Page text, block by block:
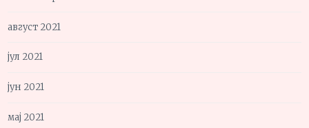
август 2021
јул 2021
јун 2021
мај 2021